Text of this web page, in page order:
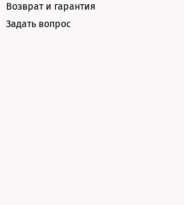
Возврат и гарантия
Задать вопрос